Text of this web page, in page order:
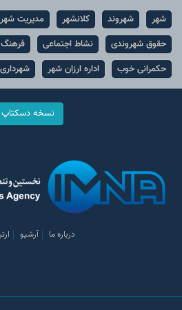
شهر شهروند کلانشهر مدیریت
حقوق شهروندی
نشاط اجتماعی
حکمرانی خوب
اداره ارزان شهر شهرداری
نسخه دسکتاپ
درباره ما آرشیو